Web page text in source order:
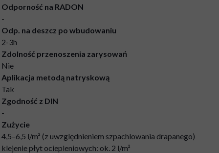
Odporność na RADON
-
Odp. na deszcz po wbudowaniu
2-3h
Zdolność przenoszenia zarysowań
Nie
Aplikacja metodą natryskową
Tak
Zgodność z DIN
-
Zużycie
4,5–6,5 l/m² (z uwzględnieniem szpachlowania drapanego)
klejenie płyt ociepleniowych: ok. 2 l/m²